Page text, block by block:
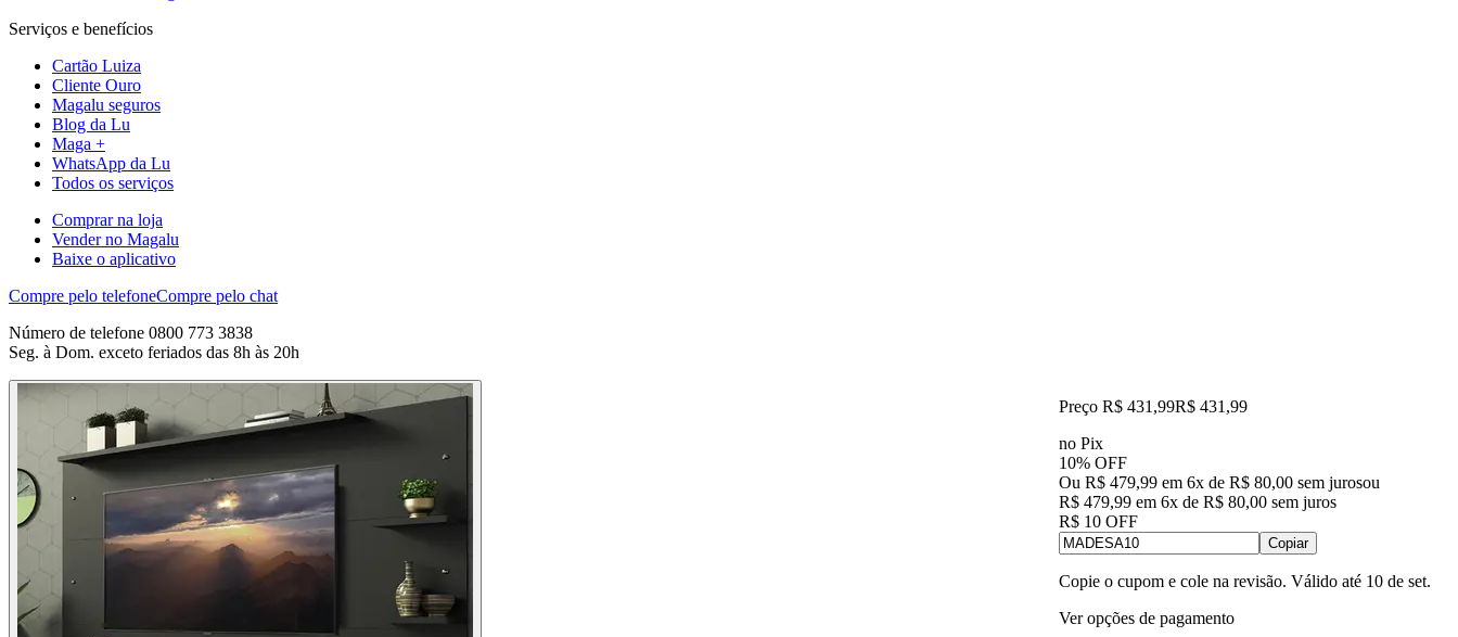
Serviços e benefícios
Cartão Luiza
Cliente Ouro
Magalu seguros
Blog da Lu
Maga +
WhatsApp da Lu
Todos os serviços
Comprar na loja
Vender no Magalu
Baixe o aplicativo
Compre pelo telefoneCompre pelo chat
Número de telefone 0800 773 3838
Seg. à Dom. exceto feriados das 8h às 20h
Preço R$ 431,99R$ 431 ,99
no Pix
10% OFF
Ou R$ 479,99 em 6x de R$ 80,00 sem jurosou
R$ 479,99 em 6x de R$ 80,00 sem juros
R$ 10 OFF
Copiar
Copie o cupom e cole na revisão. Válido até 10 de set.
Ver opções de pagamento